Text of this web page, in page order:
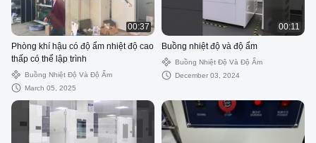
00:37
Phòng khí hậu có độ ẩm nhiệt độ cao
thấp có thể lập trình
Buồng Nhiệt Độ Và Độ Ẩm
March 05, 2025
00:11
Buồng nhiệt độ và độ ẩm
Buồng Nhiệt Độ Và Độ Ẩm
December 03, 2024